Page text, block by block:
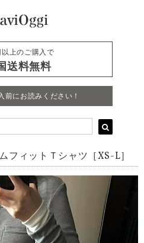
上のご購入で
送料無料
にお読みください！
フィットＴシャツ［XS-L］